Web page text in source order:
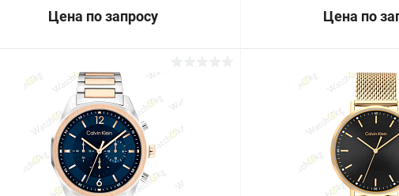
Цена по запросу
Запросить цену
Купить в 1 клик Сравнение
Под заказ
Цена по
Купить в 1 клик